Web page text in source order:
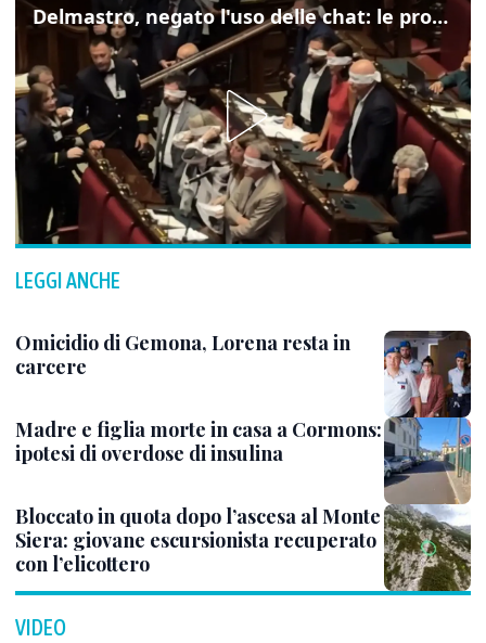
Delmastro, negato l'uso delle chat: le proteste di Avs e M5s
LEGGI ANCHE
Omicidio di Gemona, Lorena resta in
carcere
Madre e figlia morte in casa a Cormons:
ipotesi di overdose di insulina
Bloccato in quota dopo l’ascesa al Monte
Siera: giovane escursionista recuperato
con l’elicottero
VIDEO